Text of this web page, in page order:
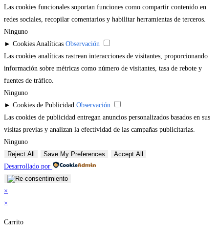
Las cookies funcionales soportan funciones como compartir contenido en
redes sociales, recopilar comentarios y habilitar herramientas de terceros.
Ninguno
► Cookies Analíticas Observación
Las cookies analíticas rastrean interacciones de visitantes, proporcionando
información sobre métricas como número de visitantes, tasa de rebote y
fuentes de tráfico.
Ninguno
► Cookies de Publicidad Observación
Las cookies de publicidad entregan anuncios personalizados basados en sus
visitas previas y analizan la efectividad de las campañas publicitarias.
Ninguno
Reject All
Save My Preferences
Accept All
Desarrollado por
×
×
Carrito